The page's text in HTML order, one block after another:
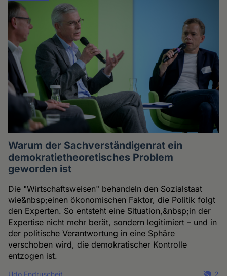
Warum der Sachverständigenrat ein
demokratietheoretisches Problem
geworden ist
Die "Wirtschaftsweisen" behandeln den Sozialstaat
wie&nbsp;einen ökonomischen Faktor, die Politik folgt
den Experten. So entsteht eine Situation,&nbsp;in der
Expertise nicht mehr berät, sondern legitimiert – und in
der politische Verantwortung in eine Sphäre
verschoben wird, die demokratischer Kontrolle
entzogen ist.
Udo Endruscheit 2